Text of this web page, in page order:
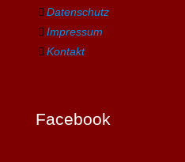
Datenschutz
Impressum
Kontakt
Facebook